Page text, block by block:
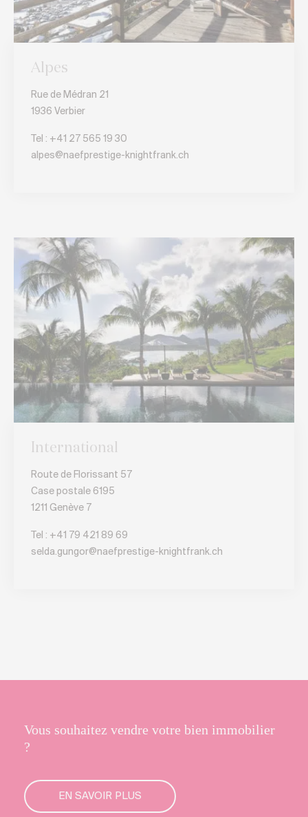
Alpes
Rue de Médran 21
1936 Verbier
Tel : +41 27 565 19 30
alpes@naefprestige-knightfrank.ch
International
Route de Florissant 57
Case postale 6195
1211 Genève 7
Tel : +41 79 421 89 69
selda.gungor@naefprestige-knightfrank.ch
Vous souhaitez vendre votre bien immobilier
?
EN SAVOIR PLUS